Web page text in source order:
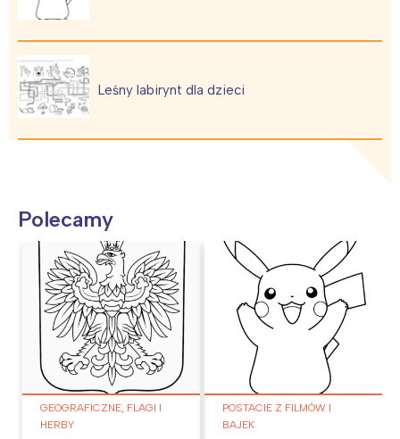
Leśny labirynt dla dzieci
Polecamy
GEOGRAFICZNE, FLAGI I
HERBY
POSTACIE Z FILMÓW I
BAJEK